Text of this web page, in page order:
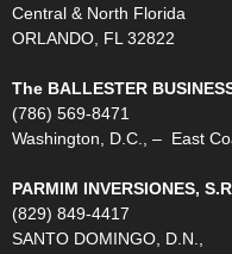
Central & North Florida
ORLANDO, FL 32822
The BALLESTER
(786) 569-8471
Washington, D.C., – East
PARMIM INVERSIONES,
(829) 849-4417
SANTO DOMINGO, D.N.,